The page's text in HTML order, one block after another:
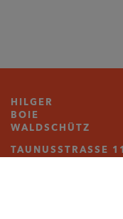
HILGER
BOIE
WALDSCHÜTZ
TAUNUSSTRASSE 11